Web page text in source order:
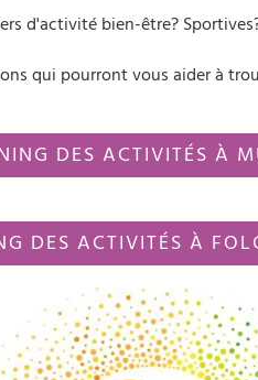
d'activité bien-être?
qui pourront vous aider à
DES ACTIVITÉS À
DES ACTIVITÉS À